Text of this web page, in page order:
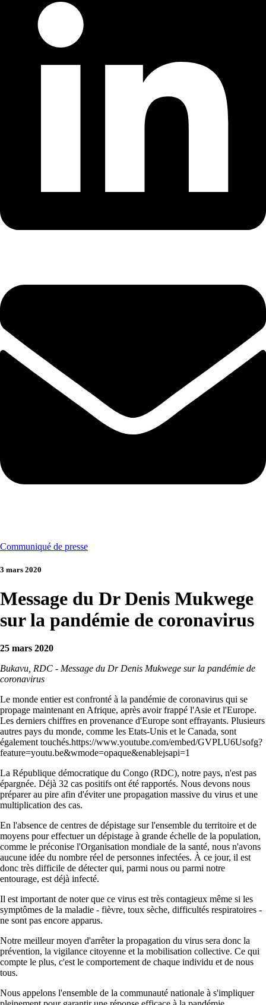
Communiqué de presse
3 mars 2020
Message du Dr Denis Mukwege
sur la pandémie de coronavirus
25 mars 2020
Bukavu, RDC - Message du Dr Denis Mukwege sur la pandémie de
coronavirus
Le monde entier est confronté à la pandémie de coronavirus qui se
propage maintenant en Afrique, après avoir frappé l'Asie et l'Europe.
Les derniers chiffres en provenance d'Europe sont effrayants. Plusieurs
autres pays du monde, comme les Etats-Unis et le Canada, sont
également touchés.https://www.youtube.com/embed/GVPLU6Usofg?
feature=youtu.be&wmode=opaque&enablejsapi=1
La République démocratique du Congo (RDC), notre pays, n'est pas
épargnée. Déjà 32 cas positifs ont été rapportés. Nous devons nous
préparer au pire afin d'éviter une propagation massive du virus et une
multiplication des cas.
En l'absence de centres de dépistage sur l'ensemble du territoire et de
moyens pour effectuer un dépistage à grande échelle de la population,
comme le préconise l'Organisation mondiale de la santé, nous n'avons
aucune idée du nombre réel de personnes infectées. À ce jour, il est
donc très difficile de détecter qui, parmi nous ou parmi notre
entourage, est déjà infecté.
Il est important de noter que ce virus est très contagieux même si les
symptômes de la maladie - fièvre, toux sèche, difficultés respiratoires -
ne sont pas encore apparus.
Notre meilleur moyen d'arrêter la propagation du virus sera donc la
prévention, la vigilance citoyenne et la mobilisation collective. Ce qui
compte le plus, c'est le comportement de chaque individu et de nous
tous.
Nous appelons l'ensemble de la communauté nationale à s'impliquer